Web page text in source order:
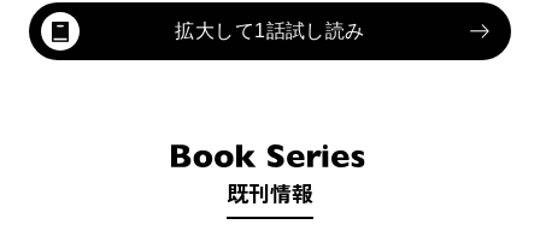
拡大して1話試し読み
既刊情報